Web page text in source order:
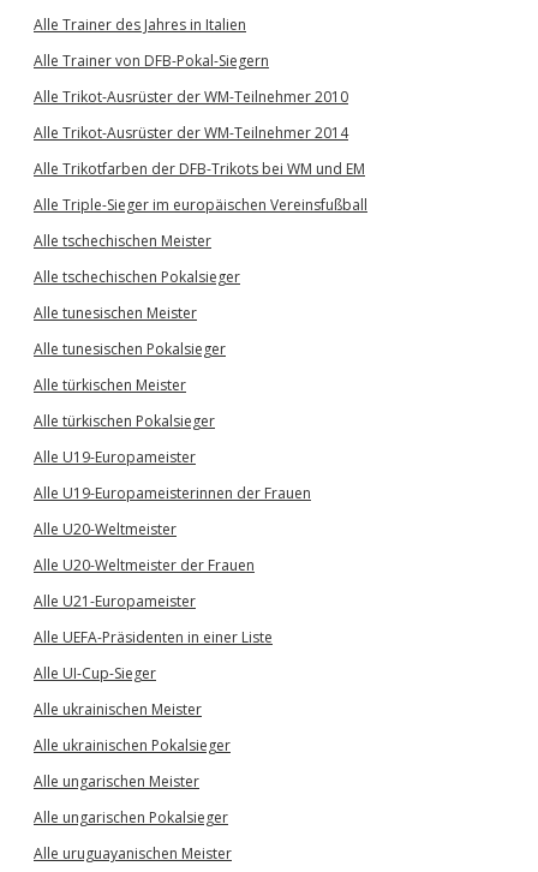
Alle Trainer des Jahres in Italien
Alle Trainer von DFB-Pokal-Siegern
Alle Trikot-Ausrüster der WM-Teilnehmer 2010
Alle Trikot-Ausrüster der WM-Teilnehmer 2014
Alle Trikotfarben der DFB-Trikots bei WM und EM
Alle Triple-Sieger im europäischen Vereinsfußball
Alle tschechischen Meister
Alle tschechischen Pokalsieger
Alle tunesischen Meister
Alle tunesischen Pokalsieger
Alle türkischen Meister
Alle türkischen Pokalsieger
Alle U19-Europameister
Alle U19-Europameisterinnen der Frauen
Alle U20-Weltmeister
Alle U20-Weltmeister der Frauen
Alle U21-Europameister
Alle UEFA-Präsidenten in einer Liste
Alle UI-Cup-Sieger
Alle ukrainischen Meister
Alle ukrainischen Pokalsieger
Alle ungarischen Meister
Alle ungarischen Pokalsieger
Alle uruguayanischen Meister